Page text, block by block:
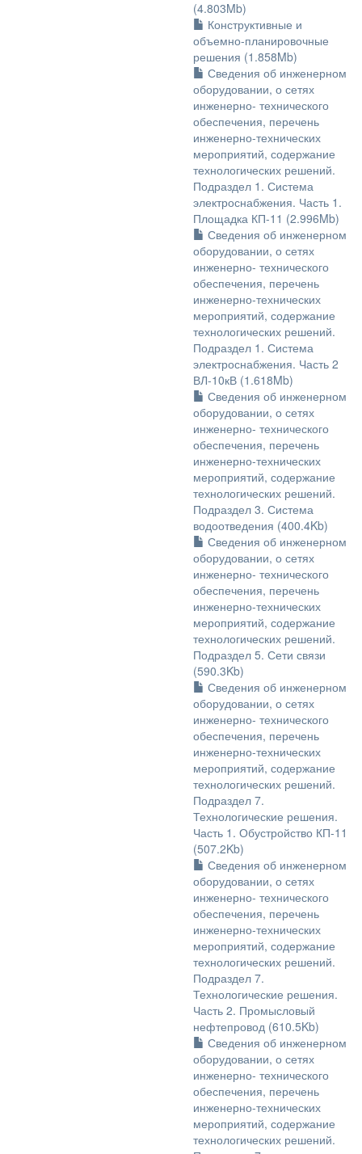
(4.803Mb)
Конструктивные и
объемно-планировочные
решения (1.858Mb)
Сведения об инженерном
оборудовании, о сетях
инженерно- технического
обеспечения, перечень
инженерно-технических
мероприятий, содержание
технологических решений.
Подраздел 1. Система
электроснабжения. Часть 1.
Площадка КП-11 (2.996Mb)
Сведения об инженерном
оборудовании, о сетях
инженерно- технического
обеспечения, перечень
инженерно-технических
мероприятий, содержание
технологических решений.
Подраздел 1. Система
электроснабжения. Часть 2
ВЛ-10кВ (1.618Mb)
Сведения об инженерном
оборудовании, о сетях
инженерно- технического
обеспечения, перечень
инженерно-технических
мероприятий, содержание
технологических решений.
Подраздел 3. Система
водоотведения (400.4Kb)
Сведения об инженерном
оборудовании, о сетях
инженерно- технического
обеспечения, перечень
инженерно-технических
мероприятий, содержание
технологических решений.
Подраздел 5. Сети связи
(590.3Kb)
Сведения об инженерном
оборудовании, о сетях
инженерно- технического
обеспечения, перечень
инженерно-технических
мероприятий, содержание
технологических решений.
Подраздел 7.
Технологические решения.
Часть 1. Обустройство КП-11
(507.2Kb)
Сведения об инженерном
оборудовании, о сетях
инженерно- технического
обеспечения, перечень
инженерно-технических
мероприятий, содержание
технологических решений.
Подраздел 7.
Технологические решения.
Часть 2. Промысловый
нефтепровод (610.5Kb)
Сведения об инженерном
оборудовании, о сетях
инженерно- технического
обеспечения, перечень
инженерно-технических
мероприятий, содержание
технологических решений.